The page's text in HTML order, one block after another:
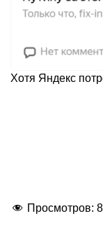
Хотя Яндекс
Просмотров: